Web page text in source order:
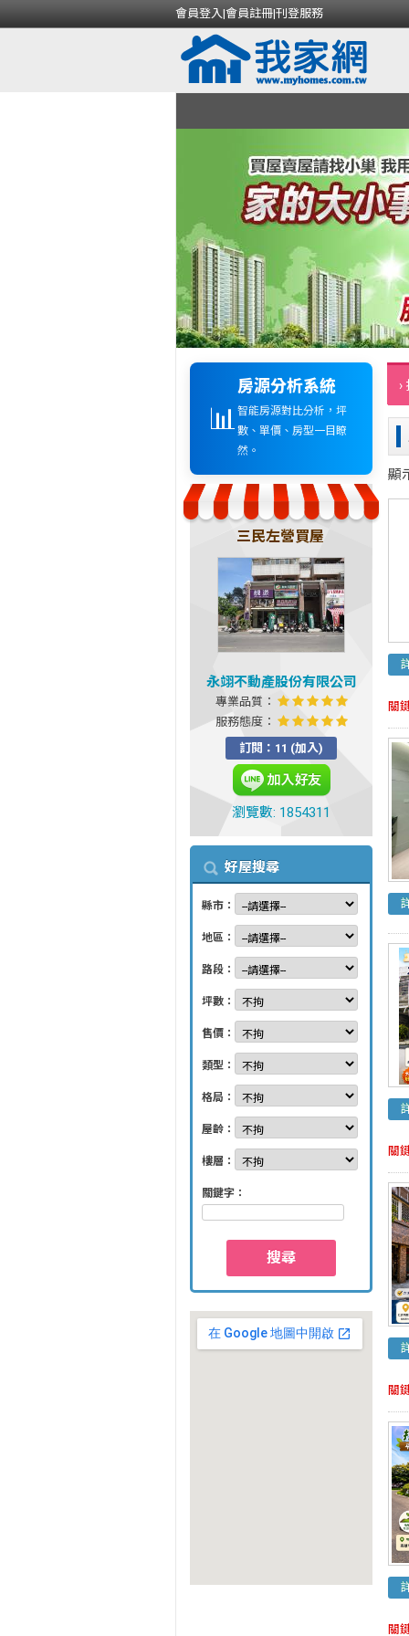
會員登入|會員註冊|刊登服務
📊
房源分析系統
智能房源對比分析，坪
數、單價、房型一目瞭
然。
三民左營買屋
永翊不動產股份有限公司
專業品質：
服務態度：
訂閱：11 (加入)
瀏覽數: 1854311
好屋搜尋
縣市：
地區：
路段：
坪數：
售價：
類型：
格局：
屋齡：
樓層：
關鍵字：
搜尋
›
顯
關
關
關
關